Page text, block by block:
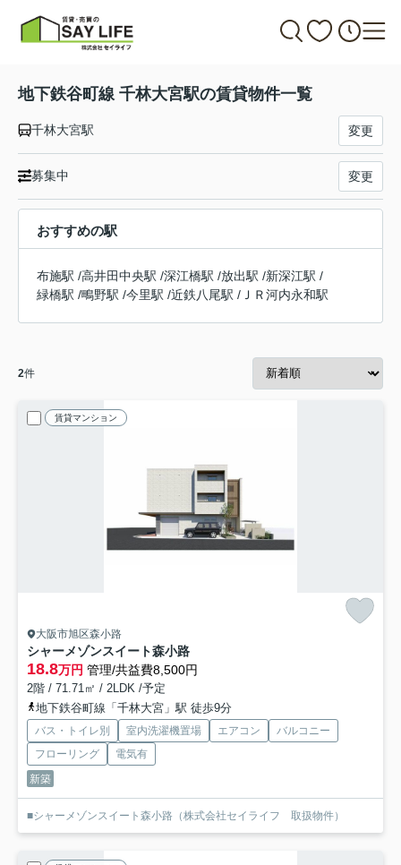
地下鉄谷町線 千林大宮駅の賃貸物件一覧
千林大宮駅 変更
募集中 変更
おすすめの駅
布施駅 /高井田中央駅 /深江橋駅 /放出駅 /新深江駅 /
緑橋駅 /鴫野駅 /今里駅 /近鉄八尾駅 / ＪＲ河内永和駅
2件
賃貸マンション
大阪市旭区森小路
シャーメゾンスイート森小路
18.8万円 管理/共益費8,500円
2階 / 71.71㎡ / 2LDK /予定
地下鉄谷町線「千林大宮」駅 徒歩9分
バス・トイレ別 室内洗濯機置場 エアコン
バルコニー
フローリング
電気有
新築
■シャーメゾンスイート森小路（株式会社セイライフ 取扱物件）